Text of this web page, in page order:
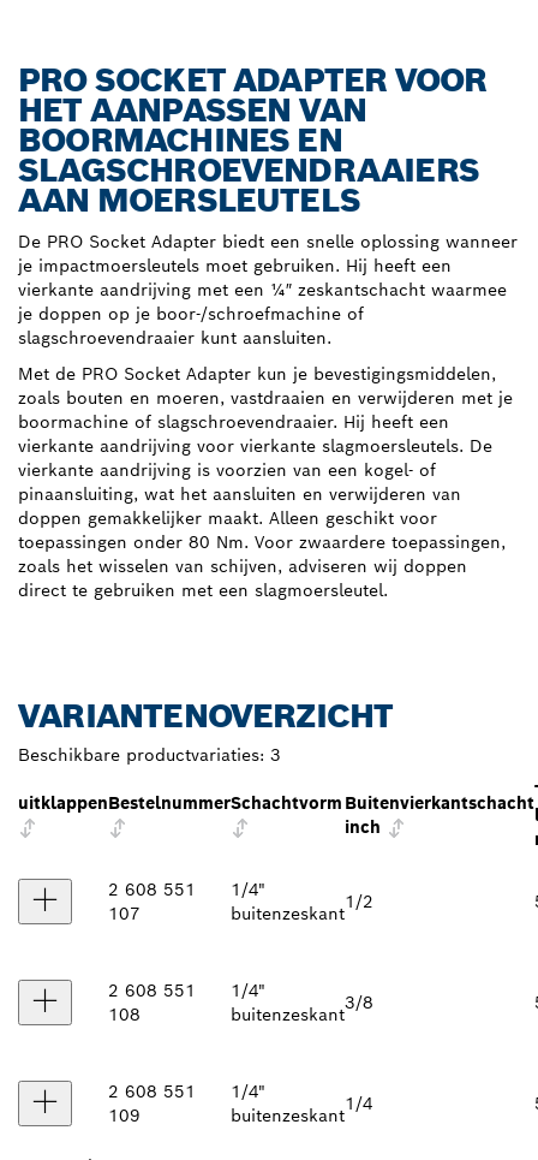
PRO SOCKET ADAPTER VOOR
HET AANPASSEN VAN
BOORMACHINES EN
SLAGSCHROEVENDRAAIERS
AAN MOERSLEUTELS
De PRO Socket Adapter biedt een snelle oplossing wanneer
je impactmoersleutels moet gebruiken. Hij heeft een
vierkante aandrijving met een ¼″ zeskantschacht waarmee
je doppen op je boor-/schroefmachine of
slagschroevendraaier kunt aansluiten.
Met de PRO Socket Adapter kun je bevestigingsmiddelen,
zoals bouten en moeren, vastdraaien en verwijderen met je
boormachine of slagschroevendraaier. Hij heeft een
vierkante aandrijving voor vierkante slagmoersleutels. De
vierkante aandrijving is voorzien van een kogel- of
pinaansluiting, wat het aansluiten en verwijderen van
doppen gemakkelijker maakt. Alleen geschikt voor
toepassingen onder 80 Nm. Voor zwaardere toepassingen,
zoals het wisselen van schijven, adviseren wij doppen
direct te gebruiken met een slagmoersleutel.
VARIANTENOVERZICHT
Beschikbare productvariaties: 3
uitklappenBestelnummerSchachtvorm Buitenvierkantschacht
inch
2 608 551
107
1/4"
buitenzeskant
1/2
2 608 551
108
1/4"
buitenzeskant
3/8
2 608 551
109
1/4"
buitenzeskant
1/4